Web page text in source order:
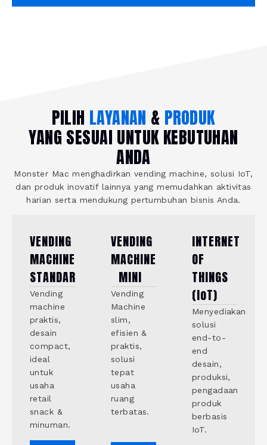
PILIH LAYANAN & PRODUK
YANG SESUAI UNTUK KEBUTUHAN
ANDA
Monster Mac menghadirkan vending machine, solusi IoT,
dan produk inovatif lainnya yang memudahkan aktivitas
harian serta mendukung pertumbuhan bisnis Anda.
VENDING
MACHINE
STANDAR
Vending
machine
praktis,
desain
compact,
ideal
untuk
usaha
retail
snack &
minuman.
VENDING
MACHINE
MINI
Vending
Machine
slim,
efisien &
praktis,
solusi
tepat
usaha
ruang
terbatas.
INTERNET
OF
THINGS
(IoT)
Menyediakan
solusi
end-to-
end
desain,
produksi,
pengadaan
produk
berbasis
IoT.